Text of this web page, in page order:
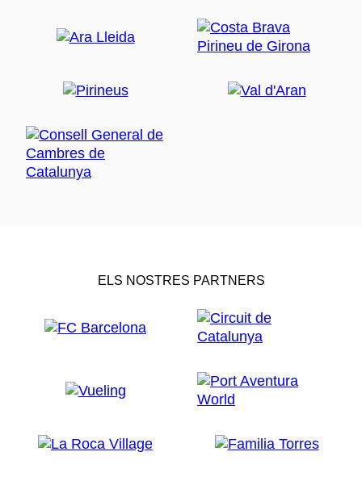
ELS NOSTRES PARTNERS